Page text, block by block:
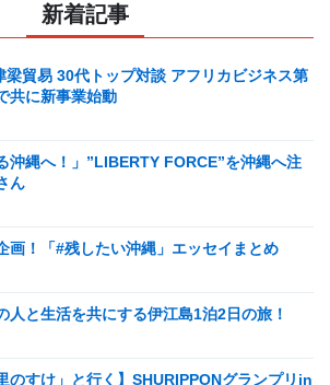
新着記事
貿易 30代トップ対談 アフリカビジネス第
共に新事業始動
沖縄へ！」”LIBERTY FORCE”を沖縄へ注
ん
画！「#残したい沖縄」エッセイまとめ
人と生活を共にする伊江島1泊2日の旅！
のすけ」と行く】SHURIPPONグランプリin